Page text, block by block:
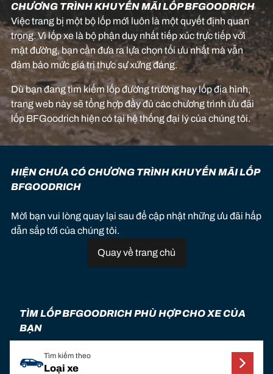
CHƯƠNG TRÌNH KHUYẾN MÃI LỐP BFGOODRICH
Việc trang bị một bộ lốp mới luôn là một quyết định quan
trọng. Vì lốp xe là bộ phận duy nhất tiếp xúc trực tiếp với
mặt đường, bạn cần đưa ra lựa chọn tối ưu nhất mà vẫn
đảm bảo mức giá trị thực sự xứng đáng.
Dù bạn đang tìm kiếm lốp đường trường hay lốp địa hình,
trang web này sẽ tổng hợp đầy đủ các chương trình ưu đãi
lốp BFGoodrich hiện có tại hệ thống đại lý của chúng tôi.
HIỆN CHƯA CÓ CHƯƠNG TRÌNH KHUYẾN MÃI LỐP
BFGOODRICH
Mời bạn vui lòng quay lại sau để cập nhật những ưu đãi hấp
dẫn sắp tới của chúng tôi.
Quay về trang chủ
TÌM LỐP BFGOODRICH PHÙ HỢP CHO XE CỦA
BẠN
Tìm kiếm theo
Loại xe